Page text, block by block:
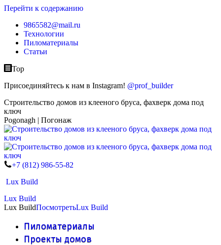
Перейти к содержанию
9865582@mail.ru
Технологии
Пиломатериалы
Статьи
Top
Присоединяйтесь к нам в Instagram! @prof_builder
Строительство домов из клееного бруса, фахверк дома под
ключ
Pogonagh | Погонаж
+7 (812) 986-55-82
Lux Build
Lux Build
Lux BuildПосмотретьLux Build
Пиломатериалы
Проекты домов